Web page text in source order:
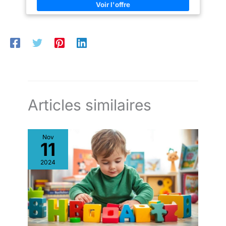
ludique supplémentaire Structure pliable en 10 secondes : Se
range facilement contre un mur, idéal pour les petits espaces
Articles similaires
Nov
11
2024